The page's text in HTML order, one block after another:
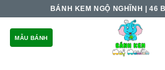
content
BÁNH KEM NGỘ NGHĨNH | 46
MẪU BÁNH